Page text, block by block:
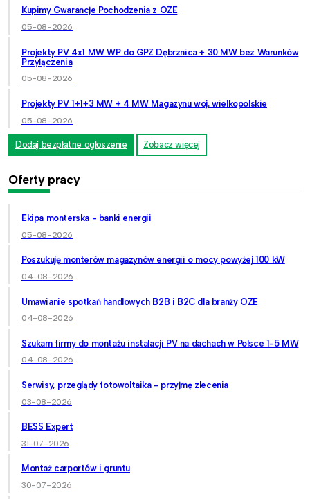
Kupimy Gwarancje Pochodzenia z OZE
05-08-2026
Projekty PV 4x1 MW WP do GPZ Dębrznica + 30 MW bez Warunków
Przyłączenia
05-08-2026
Projekty PV 1+1+3 MW + 4 MW Magazynu woj. wielkopolskie
05-08-2026
Dodaj bezpłatne ogłoszenie Zobacz więcej
Oferty pracy
Ekipa monterska - banki energii
05-08-2026
Poszukuję monterów magazynów energii o mocy powyżej 100 kW
04-08-2026
Umawianie spotkań handlowych B2B i B2C dla branży OZE
04-08-2026
Szukam firmy do montażu instalacji PV na dachach w Polsce 1-5 MW
04-08-2026
Serwisy, przeglądy fotowoltaika - przyjmę zlecenia
03-08-2026
BESS Expert
31-07-2026
Montaż carportów i gruntu
30-07-2026